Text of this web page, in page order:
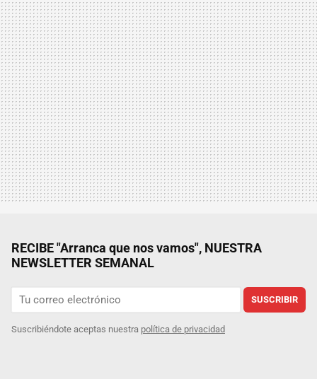
RECIBE "Arranca que nos vamos", NUESTRA
NEWSLETTER SEMANAL
SUSCRIBIR
Suscribiéndote aceptas nuestra política de privacidad